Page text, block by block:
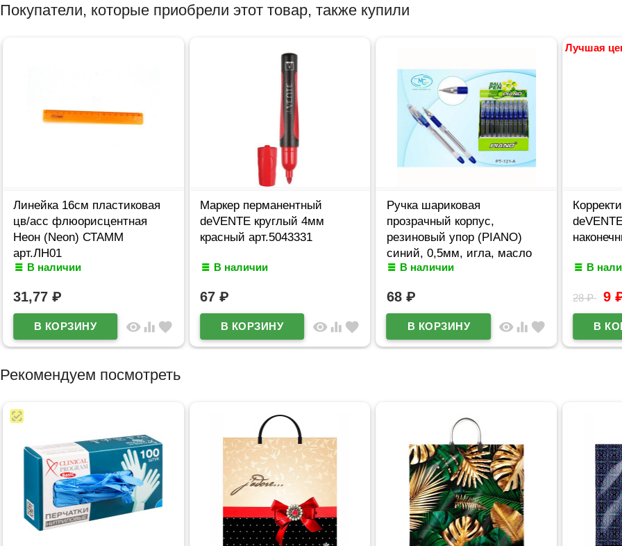
Покупатели, которые приобрели этот товар, также купили
Линейка 16см пластиковая
цв/асс флюорисцентная
Неон (Neon) СТАММ
арт.ЛН01
В наличии
31,77 ₽
visibility equalizer favorite
Маркер перманентный
deVENTE круглый 4мм
красный арт.5043331
В наличии
67 ₽
visibility equalizer favorite
Ручка шариковая
прозрачный корпус,
резиновый упор (PIANO)
синий, 0,5мм, игла, масло
арт.РТ-121-А (Ст.50/1200)
В наличии
68 ₽
visibility equalizer favorite
Лучшая
В
28₽ 9
Рекомендуем посмотреть